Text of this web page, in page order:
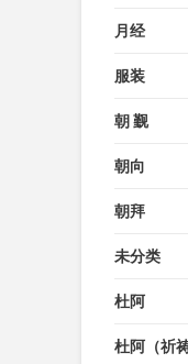
月经
服装
朝 觐
朝向
朝拜
未分类
杜阿
杜阿（祈祷